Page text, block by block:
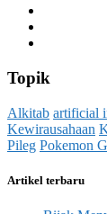
Topik
Alkitab artificial
Kewirausahaan
Pileg Pokemon
Artikel terbaru